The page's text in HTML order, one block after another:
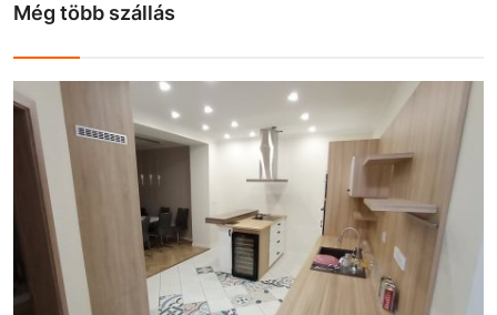
Még több szállás